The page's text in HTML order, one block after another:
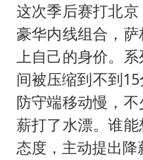
这次季后赛打北
豪华内线组合，
上自己的身价。
间被压缩到不到
防守端移动慢，
薪打了水漂。谁
态度，主动提出降